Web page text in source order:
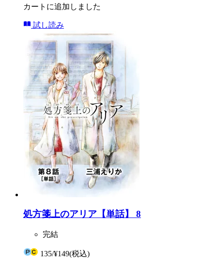
カートに追加しました
試し読み
処方箋上のアリア【単話】 8
完結
135/¥149(税込)